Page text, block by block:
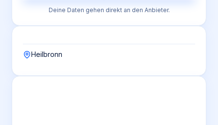
Deine Daten gehen direkt an den Anbieter.
Heilbronn